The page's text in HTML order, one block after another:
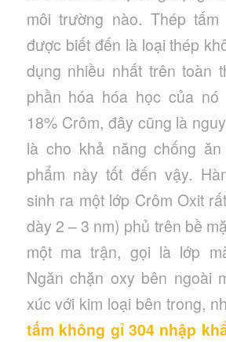
môi trường nào. Thép
được biết đến là loại thép
dụng nhiều nhất trên toàn
phần hóa hóa học của nó
18% Crôm, đây cũng là
là cho khả năng chống
phẩm này tốt đến vậy.
sinh ra một lớp Crôm Oxit
dày 2 – 3 nm) phủ trên bề
một ma trận, gọi là lớp
Ngăn chặn oxy bên ngoài
xúc với kim loại bên trong,
tấm không gỉ 304 nhập